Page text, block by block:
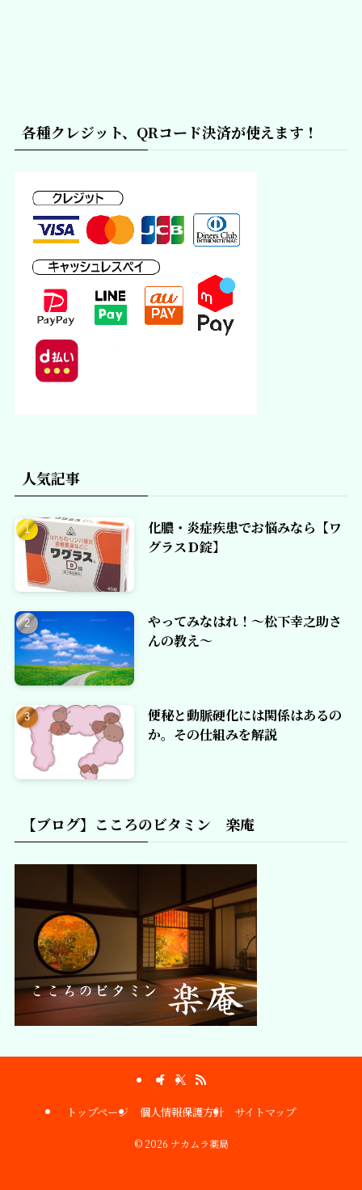
各種クレジット、QRコード決済が使えます！
人気記事
化膿・炎症疾患でお悩みなら【ワ
グラスＤ錠】
やってみなはれ！～松下幸之助さ
んの教え～
便秘と動脈硬化には関係はあるの
か。その仕組みを解説
【ブログ】こころのビタミン 楽庵
トップページ 個人情報保護方針 サイトマップ
©2026 ナカムラ薬局